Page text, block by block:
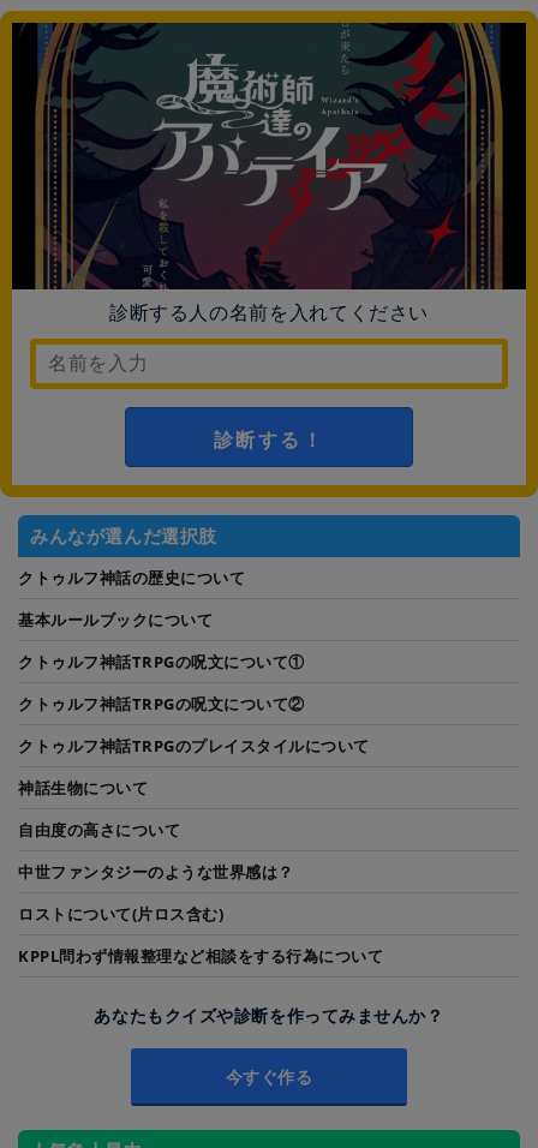
診断する人の名前を入れてください
診断する！
みんなが選んだ選択肢
クトゥルフ神話の歴史について
基本ルールブックについて
クトゥルフ神話TRPGの呪文について①
クトゥルフ神話TRPGの呪文について②
クトゥルフ神話TRPGのプレイスタイルについて
神話生物について
自由度の高さについて
中世ファンタジーのような世界感は？
ロストについて(片ロス含む)
KPPL問わず情報整理など相談をする行為について
あなたもクイズや診断を作ってみませんか？
今すぐ作る